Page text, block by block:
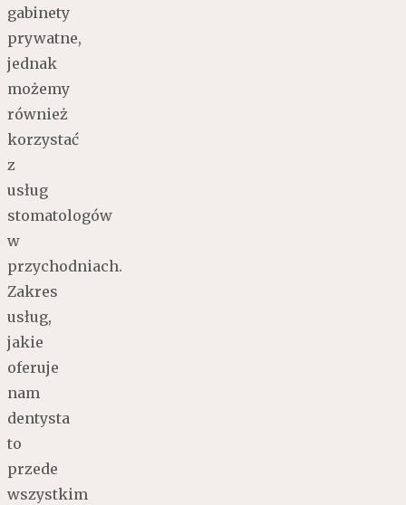
gabinety
prywatne,
jednak
możemy
również
korzystać
z
usług
stomatologów
w
przychodniach.
Zakres
usług,
jakie
oferuje
nam
dentysta
to
przede
wszystkim